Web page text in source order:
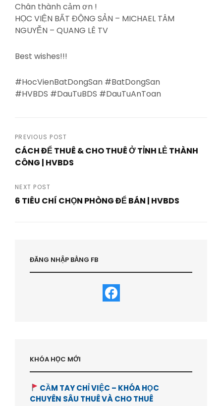
Chân thành cảm ơn !
HỌC VIỆN BẤT ĐỘNG SẢN – MICHAEL TÂM
NGUYỄN – QUANG LÊ TV
Best wishes!!!
#HocVienBatDongSan #BatDongSan
#HVBDS #DauTuBDS #DauTuAnToan
Post
navigation
PREVIOUS POST
CÁCH ĐỂ THUÊ & CHO THUÊ Ở TỈNH LẺ THÀNH
CÔNG | HVBDS
Post
NEXT POST
6 TIÊU CHÍ CHỌN PHÒNG ĐỂ BÁN | HVBDS
ĐĂNG NHẬP BẰNG FB
KHÓA HỌC MỚI
CẦM TAY CHỈ VIỆC – KHÓA HỌC
CHUYÊN SÂU THUÊ VÀ CHO THUÊ